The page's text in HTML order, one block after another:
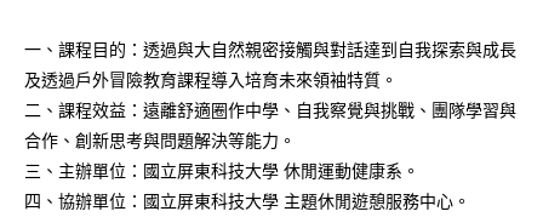
一、課程目的：透過與大自然親密接觸與對話達到自我探索與成長
及透過戶外冒險教育課程導入培育未來領袖特質。
二、課程效益：遠離舒適圈作中學、自我察覺與挑戰、團隊學習與
合作、創新思考與問題解決等能力。
三、主辦單位：國立屏東科技大學 休閒運動健康系。
四、協辦單位：國立屏東科技大學 主題休閒遊憩服務中心。